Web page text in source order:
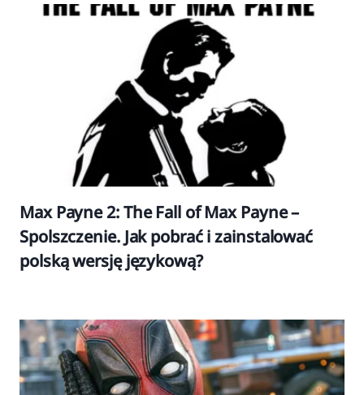
Max Payne 2: The Fall of Max Payne –
Spolszczenie. Jak pobrać i zainstalować
polską wersję językową?